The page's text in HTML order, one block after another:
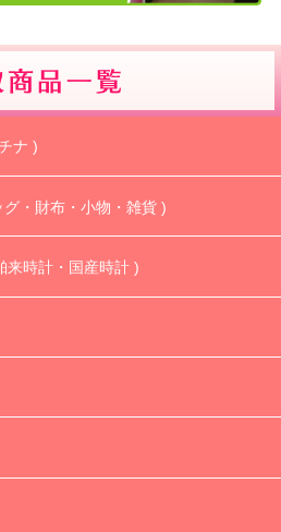
ナ )
グ・財布・小物・雑貨 )
来時計・国産時計 )